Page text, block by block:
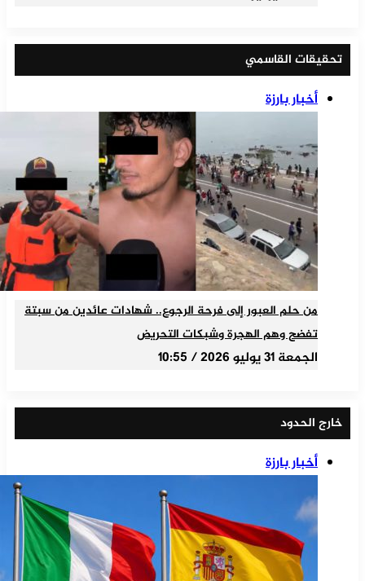
تحقيقات القاسمي
أخبار بارزة
من حلم العبور إلى فرحة الرجوع.. شهادات عائدين من سبتة
تفضح وهم الهجرة وشبكات التحريض
الجمعة 31 يوليو 2026 / 10:55
خارج الحدود
أخبار بارزة